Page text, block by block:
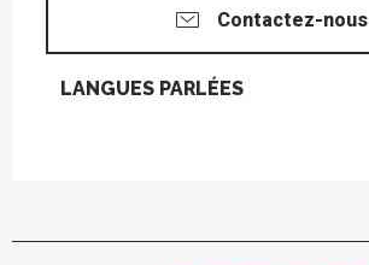
Contactez-nous
LANGUES PARLÉES
LANGUES PARLÉES